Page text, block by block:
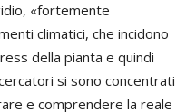
, «fortemente
climatici, che incidono
della pianta e quindi
si sono concentrati
e comprendere la reale